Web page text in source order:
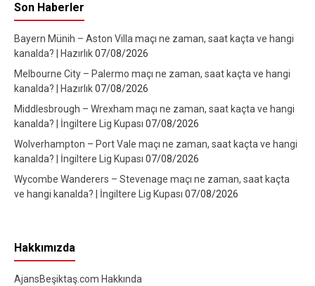
Son Haberler
Bayern Münih – Aston Villa maçı ne zaman, saat kaçta ve hangi
kanalda? | Hazırlık07/08/2026
Melbourne City – Palermo maçı ne zaman, saat kaçta ve hangi
kanalda? | Hazırlık07/08/2026
Middlesbrough – Wrexham maçı ne zaman, saat kaçta ve hangi
kanalda? | İngiltere Lig Kupası 07/08/2026
Wolverhampton – Port Vale maçı ne zaman, saat kaçta ve hangi
kanalda? | İngiltere Lig Kupası 07/08/2026
Wycombe Wanderers – Stevenage maçı ne zaman, saat kaçta
ve hangi kanalda? | İngiltere Lig Kupası 07/08/2026
Hakkımızda
AjansBeşiktaş.com Hakkında